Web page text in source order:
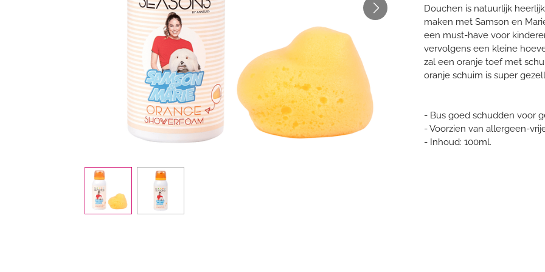
Douchen is natuurlijk
maken met Samson en
een must-have voor
vervolgens een kleine
zal een oranje toef met
oranje schuim is super
- Bus goed schudden voor
- Voorzien van allergeen-
- Inhoud: 100ml.